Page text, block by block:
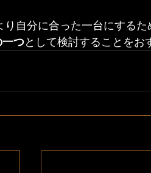
自分に合った一台にするた
つとして検討することをお